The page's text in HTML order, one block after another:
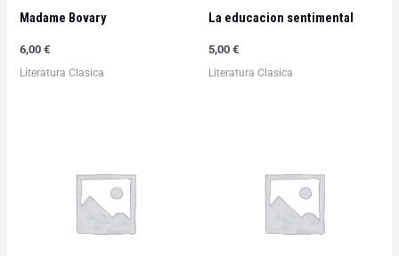
Madame Bovary
6,00€
Literatura Clasica
La educacion sentimental
5,00 €
Literatura Clasica